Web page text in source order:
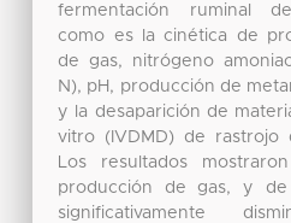
fermentación ruminal
como es la cinética de
de gas, nitrógeno
N), pH, producción de
y la desaparición de
vitro (IVDMD) de rastrojo
Los resultados
producción de gas, y de
significativamente